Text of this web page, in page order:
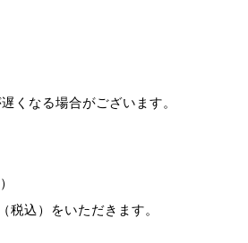
くなる場合がございます。
税込）をいただきます。